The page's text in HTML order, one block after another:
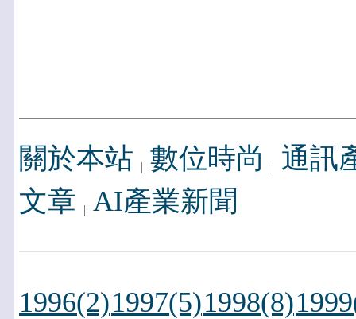
關於本站 數位時尚
通訊
文章 AI產業新聞
1996(2)1997(5)1998(8)